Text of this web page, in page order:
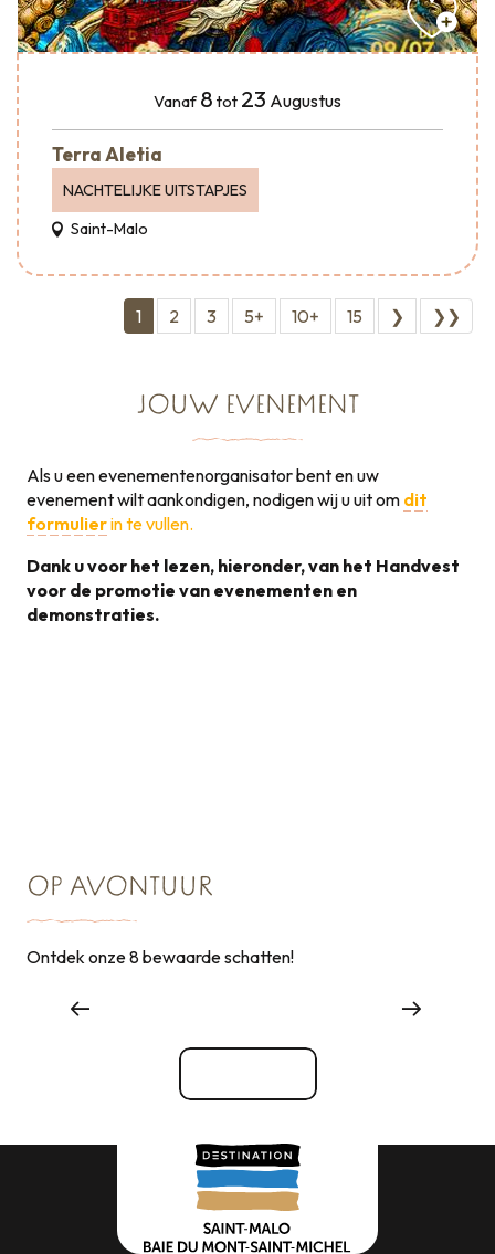
Vanaf 8 tot 23 Augustus
Terra Aletia
NACHTELIJKE UITSTAPJES
Saint-Malo
1 2 3 5+ 10+ 15 ❯ ❯❯
JOUW EVENEMENT
Als u een evenementenorganisator bent en uw
evenement wilt aankondigen, nodigen wij u uit om dit
formulierin te vullen.
Dank u voor het lezen, hieronder, van het Handvest
voor de promotie van evenementen en
demonstraties.
OP AVONTUUR
Ontdek onze 8 bewaarde schatten!